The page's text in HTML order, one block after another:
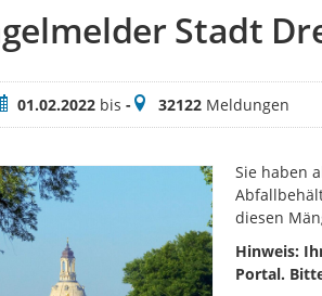
Stadt
01.02.2022bis -Meldungen
32122Meldungen
Sie haben
diesen
Hinweis:
Portal.